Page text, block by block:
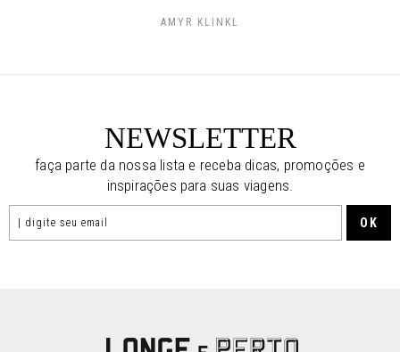
AMYR KLINKL
NEWSLETTER
faça parte da nossa lista e receba dicas, promoções e
inspirações para suas viagens.